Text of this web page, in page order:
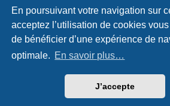
En poursuivant votre navigation sur
acceptez l’utilisation de cookies
de bénéficier d’une expérience de
optimale. En savoir plus…
J’accepte
Accueil Nous contacter
Développé parphpBB
®